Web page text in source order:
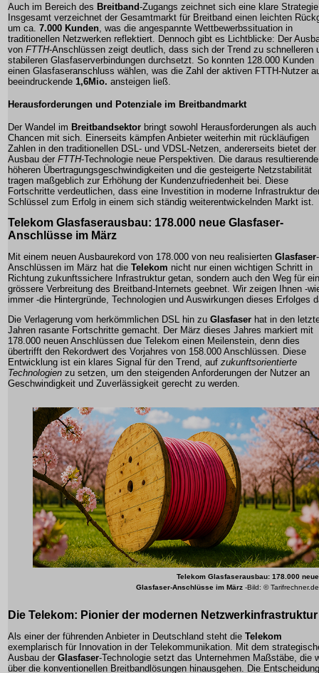
Auch im Bereich des Breitband-Zugangs zeichnet sich eine klare
Insgesamt verzeichnet der Gesamtmarkt für Breitband einen leichten
um ca. 7.000 Kunden , was die angespannte Wettbewerbssituation in
traditionellen Netzwerken reflektiert. Dennoch gibt es Lichtblicke: Der
von FTTH-Anschlüssen zeigt deutlich, dass sich der Trend zu schnelleren
stabileren Glasfaserverbindungen durchsetzt. So konnten 128.000 Kunden
einen Glasfaseranschluss wählen, was die Zahl der aktiven FTTH-Nutzer
beeindruckende 1,6Mio. ansteigen ließ.
Herausforderungen und Potenziale im Breitbandmarkt
Der Wandel im Breitbandsektor bringt sowohl Herausforderungen als auch
Chancen mit sich. Einerseits kämpfen Anbieter weiterhin mit rückläufigen
Zahlen in den traditionellen DSL- und VDSL-Netzen, andererseits bietet der
Ausbau der FTTH-Technologie neue Perspektiven. Die daraus
höheren Übertragungsgeschwindigkeiten und die gesteigerte Netzstabilität
tragen maßgeblich zur Erhöhung der Kundenzufriedenheit bei. Diese
Fortschritte verdeutlichen, dass eine Investition in moderne Infrastruktur
Schlüssel zum Erfolg in einem sich ständig weiterentwickelnden Markt ist.
Telekom Glasfaserausbau: 178.000 neue Glasfaser-
Anschlüsse im März
Mit einem neuen Ausbaurekord von 178.000 von neu realisierten Glasfaser-
Anschlüssen im März hat die Telekom nicht nur einen wichtigen Schritt in
Richtung zukunftssichere Infrastruktur getan, sondern auch den Weg für
grössere Verbreitung des Breitband-Internets geebnet. Wir zeigen Ihnen -
immer -die Hintergründe, Technologien und Auswirkungen dieses Erfolges
Die Verlagerung vom herkömmlichen DSL hin zu Glasfaser hat in den
Jahren rasante Fortschritte gemacht. Der März dieses Jahres markiert mit
178.000 neuen Anschlüssen due Telekom einen Meilenstein, denn dies
übertrifft den Rekordwert des Vorjahres von 158.000 Anschlüssen. Diese
Entwicklung ist ein klares Signal für den Trend, auf zukunftsorientierte
Technologien zu setzen, um den steigenden Anforderungen der Nutzer an
Geschwindigkeit und Zuverlässigkeit gerecht zu werden.
Telekom Glasfaserausbau: 178.000 neue
Glasfaser-Anschlüsse im März -Bild: © Tarifrechner.de
Die Telekom: Pionier der modernen Netzwerkinfrastruktur
Als einer der führenden Anbieter in Deutschland steht die Telekom
exemplarisch für Innovation in der Telekommunikation. Mit dem
Ausbau der Glasfaser-Technologie setzt das Unternehmen Maßstäbe, die
über die konventionellen Breitbandlösungen hinausgehen. Die